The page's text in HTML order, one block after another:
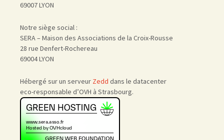
69007 LYON
Notre siège social :
SERA – Maison des Associations de la Croix-Rousse
28 rue Denfert-Rochereau
69004 LYON
Hébergé sur un serveur Zedd dans le datacenter
eco-responsable d’OVH à Strasbourg.